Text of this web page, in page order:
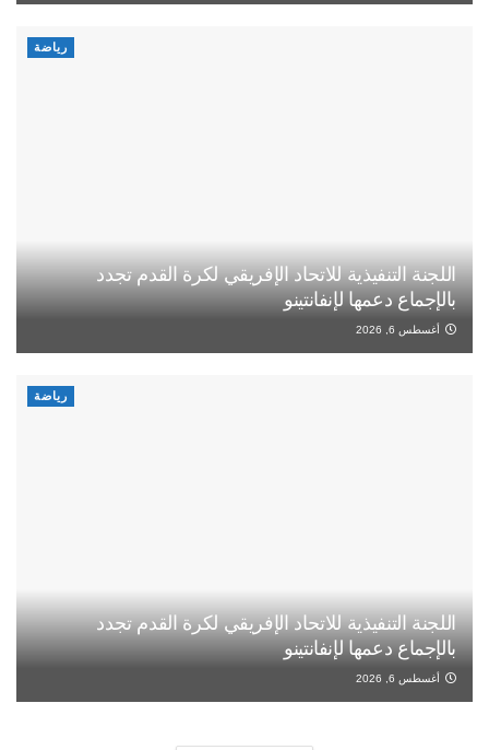
رياضة
اللجنة التنفيذية للاتحاد الإفريقي لكرة القدم تجدد
بالإجماع دعمها لإنفانتينو
أغسطس 6, 2026
رياضة
اللجنة التنفيذية للاتحاد الإفريقي لكرة القدم تجدد
بالإجماع دعمها لإنفانتينو
أغسطس 6, 2026